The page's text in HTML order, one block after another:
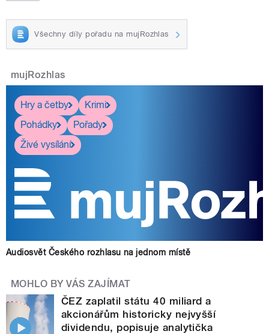
Všechny díly pořadu na mujRozhlas
mujRozhlas
Hry a četby
Krimi
Pohádky
Pořady
Živé vysílání
Audiosvět Českého rozhlasu na jednom místě
MOHLO BY VÁS ZAJÍMAT
ČEZ zaplatil státu 40 miliard a
akcionářům historicky nejvyšší
dividendu, popisuje analytička